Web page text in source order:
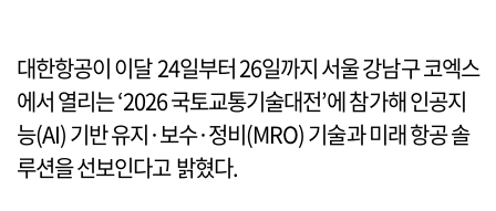
대한항공이 이달 24일부터 26일까지 서울 강남구 코엑스
에서 열리는 ‘2026 국토교통기술대전’에 참가해 인공지
능(AI) 기반 유지·보수·정비(MRO) 기술과 미래 항공 솔
루션을 선보인다고 밝혔다.